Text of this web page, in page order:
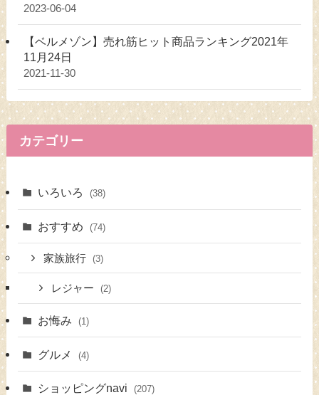
2023-06-04
【ベルメゾン】売れ筋ヒット商品ランキング2021年
11月24日
2021-11-30
カテゴリー
いろいろ (38)
おすすめ (74)
家族旅行 (3)
レジャー (2)
お悔み (1)
グルメ (4)
ショッピングnavi (207)